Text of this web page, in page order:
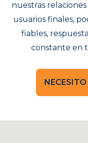
nuestras
usuarios finales,
fiables,
constante en